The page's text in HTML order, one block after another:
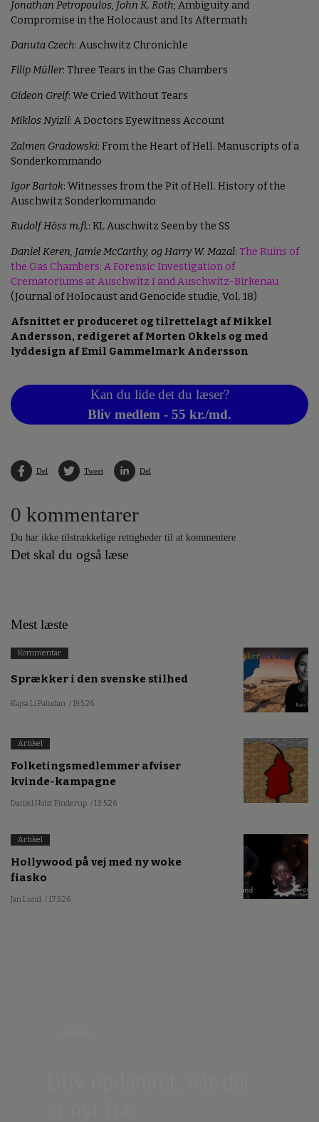
Jonathan Petropoulos, John K. Roth; Ambiguity and
Compromise in the Holocaust and Its Aftermath
Danuta Czech: Auschwitz Chronichle
Filip Müller: Three Tears in the Gas Chambers
Gideon Greif: We Cried Without Tears
Miklos Nyizli: A Doctors Eyewitness Account
Zalmen Gradowski: From the Heart of Hell. Manuscripts of a
Sonderkommando
Igor Bartok: Witnesses from the Pit of Hell. History of the
Auschwitz Sonderkommando
Rudolf Höss m.fl.: KL Auschwitz Seen by the SS
Daniel Keren, Jamie McCarthy, og Harry W. Mazal: The Ruins of
the Gas Chambers: A Forensic Investigation of
Crematoriums at Auschwitz I and Auschwitz-Birkenau
(Journal of Holocaust and Genocide studie, Vol. 18)
Afsnittet er produceret og tilrettelagt af Mikkel
Andersson, redigeret af Morten Okkels og med
lyddesign af Emil Gammelmark Andersson
Kan du lide det du læser?
Bliv medlem - 55 kr./md.
Del Tweet Del
0 kommentarer
Du har ikke tilstrækkelige rettigheder til at kommentere
Det skal du også læse
Mest læste
Kommentar
Sprækker i den svenske stilhed
Kajsa Li Paludan / 19.5.26
Artikel
Folketingsmedlemmer afviser
kvinde-kampagne
Daniel Holst Pinderup / 13.5.26
Artikel
Hollywood på vej med ny woke
fiasko
Jan Lund / 17.5.26